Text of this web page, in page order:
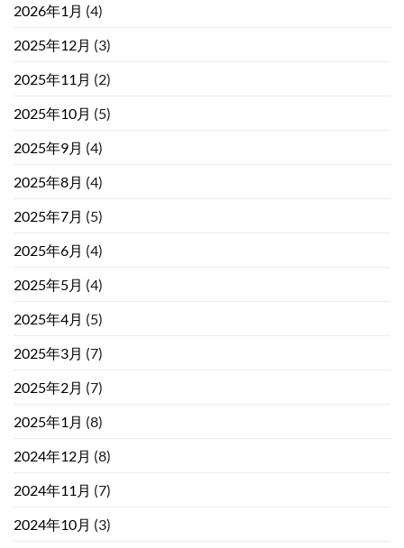
2026年1月 (4)
2025年12月 (3)
2025年11月 (2)
2025年10月 (5)
2025年9月 (4)
2025年8月 (4)
2025年7月 (5)
2025年6月 (4)
2025年5月 (4)
2025年4月 (5)
2025年3月 (7)
2025年2月 (7)
2025年1月 (8)
2024年12月 (8)
2024年11月 (7)
2024年10月 (3)